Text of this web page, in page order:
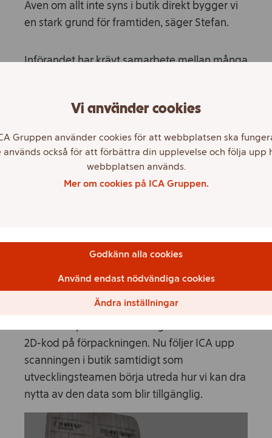
Även om allt inte syns i butik direkt bygger vi
en stark grund för framtiden, säger Stefan.
Införandet har krävt samarbete mellan många
utvecklingen, men genom pilotprodukter har
på sikt kan skapa, inte minst för att för att
driva försäljning och öka effektiviteten. Till
exempel kan e-handelslagret effektivisera
datakvaliteten blir högre.
Första produkten med 2D-kod är här
I maj lanserades ICA I love Eco Salsiccia som
2D-kod på förpackningen. Nu följer ICA upp
scanningen i butik samtidigt som
utvecklingsteamen börja utreda hur vi kan dra
nytta av den data som blir tillgänglig.
Vi använder cookies
Gruppen använder cookies för att webbplatsen ska
används också för att förbättra din upplevelse och följa upp
webbplatsen används.
Mer om cookies på ICA Gruppen.
Godkänn alla cookies
Använd endast nödvändiga cookies
Ändra inställningar